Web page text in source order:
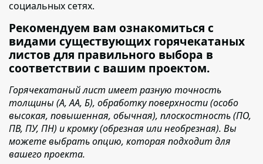
социальных сетях.
Рекомендуем вам ознакомиться с
видами существующих горячекатаных
листов для правильного выбора в
соответствии с вашим проектом.
Горячекатаный лист имеет разную точность
толщины (А, АА, Б), обработку поверхности (особо
высокая, повышенная, обычная), плоскостность (ПО,
ПВ, ПУ, ПН) и кромку (обрезная или необрезная). Вы
можете выбрать опцию, которая подходит для
вашего проекта.